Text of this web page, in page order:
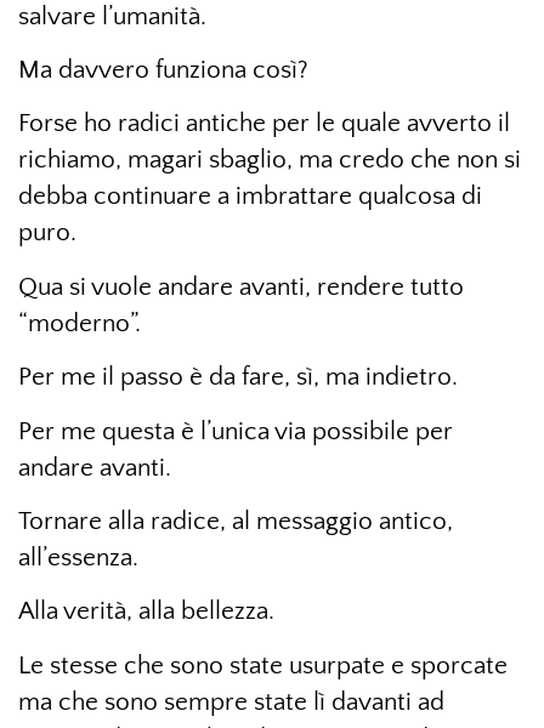
salvare l’umanità.
Ma davvero funziona così?
Forse ho radici antiche per le quale avverto il
richiamo, magari sbaglio, ma credo che non si
debba continuare a imbrattare qualcosa di
puro.
Qua si vuole andare avanti, rendere tutto
“moderno”.
Per me il passo è da fare, sì, ma indietro.
Per me questa è l’unica via possibile per
andare avanti.
Tornare alla radice, al messaggio antico,
all’essenza.
Alla verità, alla bellezza.
Le stesse che sono state usurpate e sporcate
ma che sono sempre state lì davanti ad